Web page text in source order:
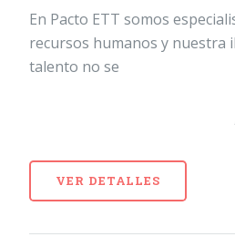
En Pacto ETT somos
recursos humanos y nuestra
talento no se
VER DETALLES